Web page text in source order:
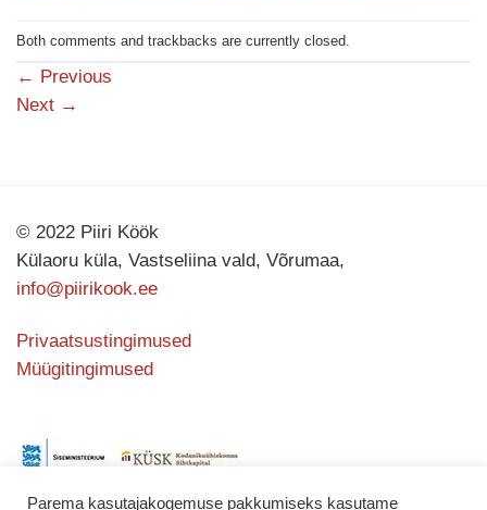
Both comments and trackbacks are currently closed.
← Previous
Next →
© 2022 Piiri Köök
Külaoru küla, Vastseliina vald, Võrumaa,
info@piirikook.ee
Privaatsustingimused
Müügitingimused
Parema kasutajakogemuse pakkumiseks kasutame